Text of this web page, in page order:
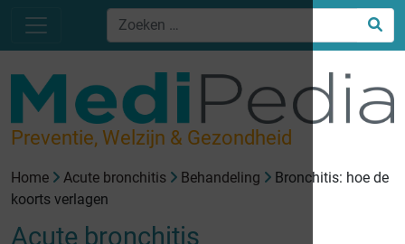
Preventie, Welzijn & Gezondheid
Home Acute bronchitis Behandeling
Bronchitis: hoe de
koorts verlagen
Acute bronchitis